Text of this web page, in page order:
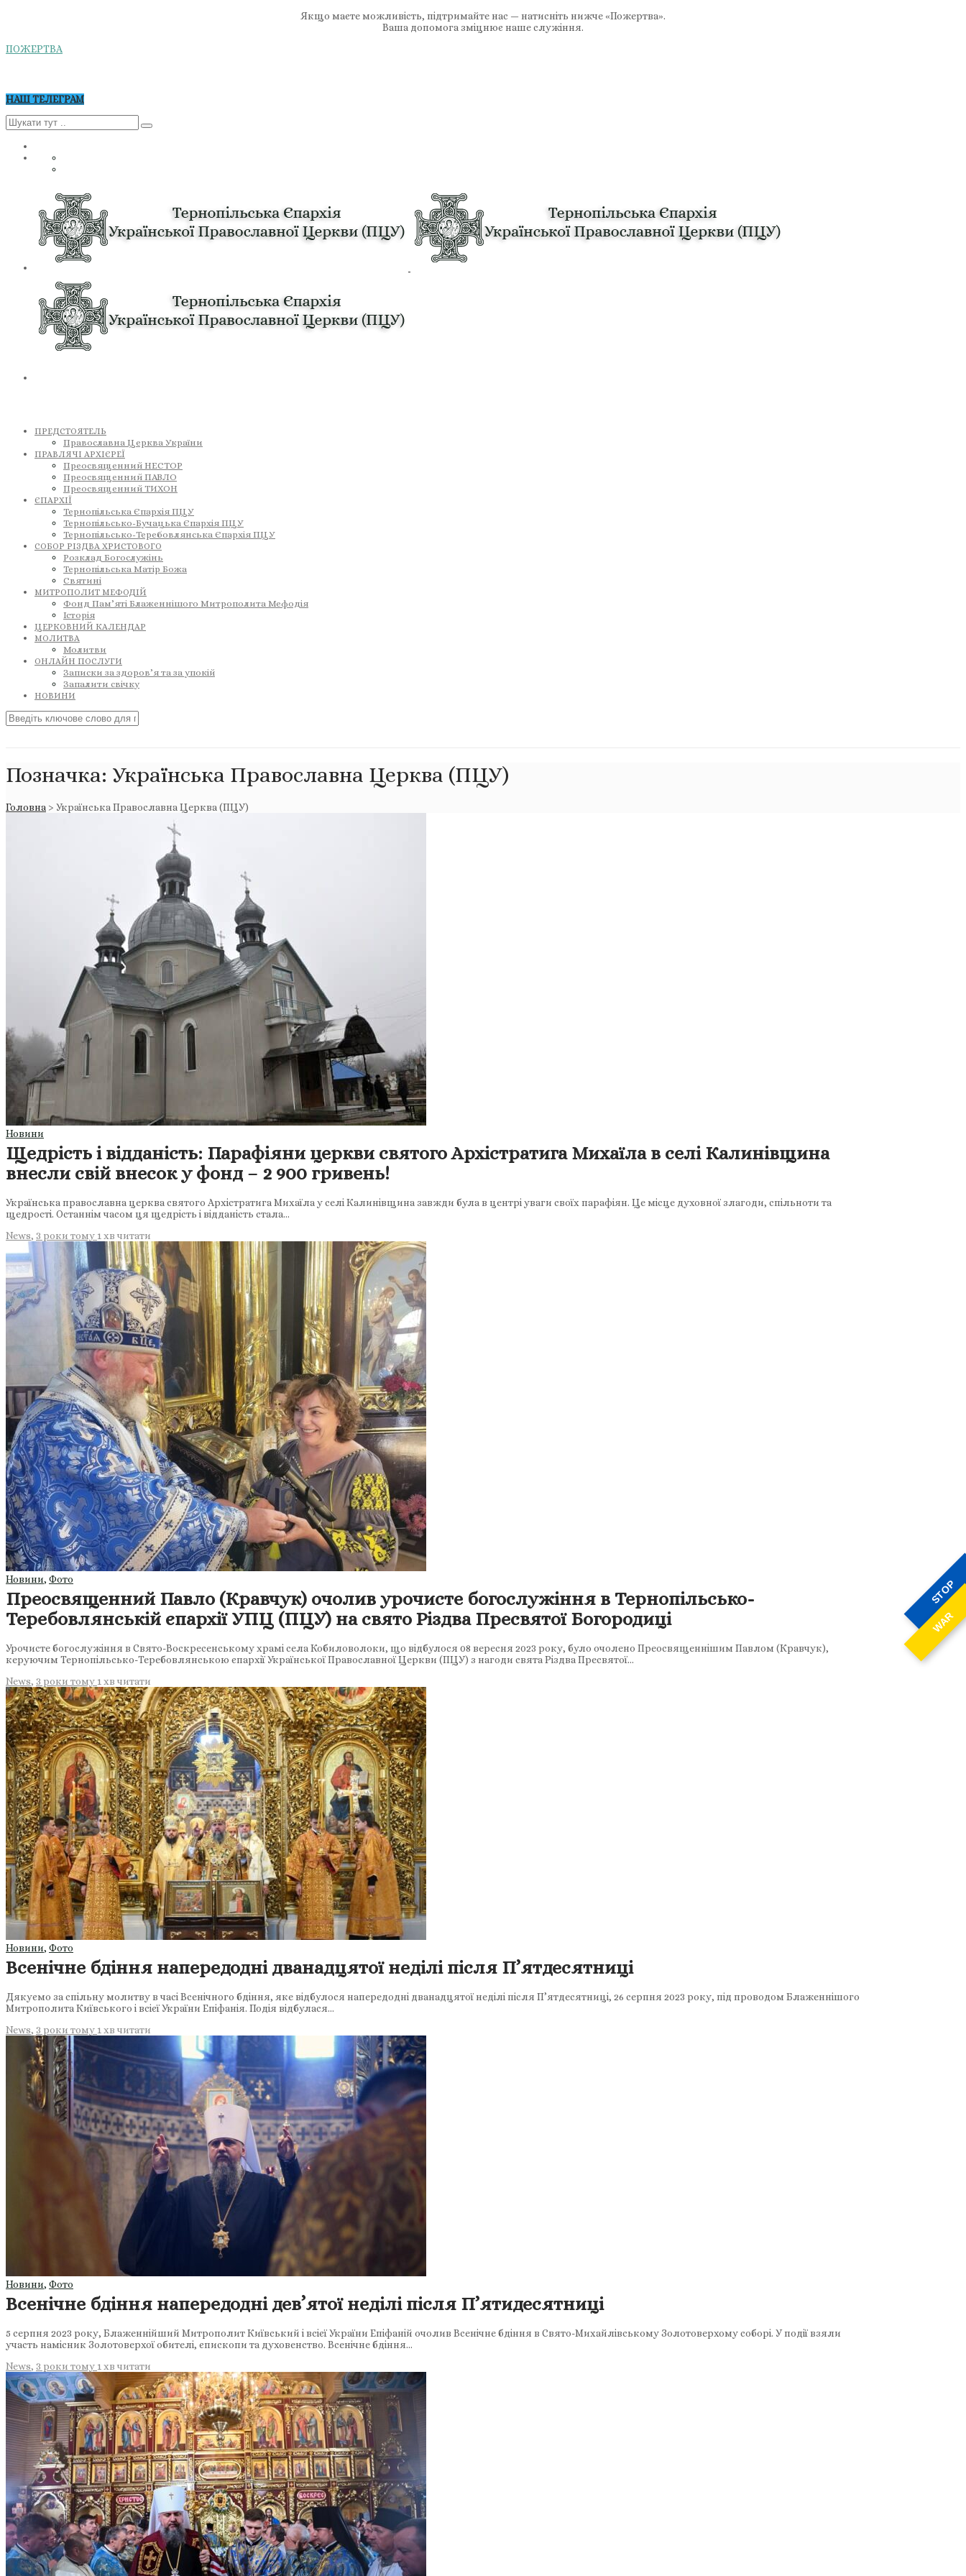
STOP
WAR
Якщо маєте можливість, підтримайте нас — натисніть нижче «Пожертва».
Ваша допомога зміцнює наше служіння.
ПОЖЕРТВА
НАШ ТЕЛЕГРАМ
ПРЕДСТОЯТЕЛЬ
Православна Церква України
ПРАВЛЯЧІ АРХІЄРЕЇ
Преосвященний НЕСТОР
Преосвященний ПАВЛО
Преосвященний ТИХОН
ЄПАРХІЇ
Тернопільська Єпархія ПЦУ
Тернопільсько-Бучацька Єпархія ПЦУ
Тернопільсько-Теребовлянська Єпархія ПЦУ
СОБОР РІЗДВА ХРИСТОВОГО
Розклад Богослужінь
Тернопільська Матір Божа
Святині
МИТРОПОЛИТ МЕФОДІЙ
Фонд Пам’яті Блаженнішого Митрополита Мефодія
Історія
ЦЕРКОВНИЙ КАЛЕНДАР
МОЛИТВА
Молитви
ОНЛАЙН ПОСЛУГИ
Записки за здоров’я та за упокій
Запалити свічку
НОВИНИ
Позначка: Українська Православна Церква (ПЦУ)
Головна > Українська Православна Церква (ПЦУ)
Новини
Щедрість і відданість: Парафіяни церкви святого Архістратига Михаїла в селі Калинівщина
внесли свій внесок у фонд – 2 900 гривень!
Українська православна церква святого Архістратига Михаїла у селі Калинівщина завжди була в центрі уваги своїх парафіян. Це місце духовної злагоди, спільноти та
щедрості. Останнім часом ця щедрість і відданість стала…
News, 3 роки тому 1 хв читати
Новини, Фото
Преосвященний Павло (Кравчук) очолив урочисте богослужіння в Тернопільсько-
Теребовлянській єпархії УПЦ (ПЦУ) на свято Різдва Пресвятої Богородиці
Урочисте богослужіння в Свято-Воскресенському храмі села Кобиловолоки, що відбулося 08 вересня 2023 року, було очолено Преосвященнішим Павлом (Кравчук),
керуючим Тернопільсько-Теребовлянською єпархії Української Православної Церкви (ПЦУ) з нагоди свята Різдва Пресвятої…
News, 3 роки тому 1 хв читати
Новини, Фото
Всенічне бдіння напередодні дванадцятої неділі після П’ятдесятниці
Дякуємо за спільну молитву в часі Всенічного бдіння, яке відбулося напередодні дванадцятої неділі після П’ятдесятниці, 26 серпня 2023 року, під проводом Блаженнішого
Митрополита Київського і всієї України Епіфанія. Подія відбулася…
News, 3 роки тому 1 хв читати
Новини, Фото
Всенічне бдіння напередодні девʼятої неділі після П’ятидесятниці
5 серпня 2023 року, Блаженнійший Митрополит Київський і всієї України Епіфаній очолив Всенічне бдіння в Свято-Михайлівському Золотоверхому соборі. У події взяли
участь намісник Золотоверхої обителі, єпископи та духовенство. Всенічне бдіння…
News, 3 роки тому 1 хв читати